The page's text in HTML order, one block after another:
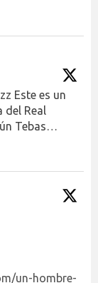
Este es un
del Real
Tebas…
un-hombre-